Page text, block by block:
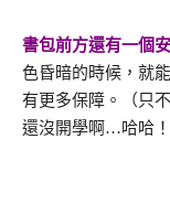
書包前方還有一個
色昏暗的時候，就
有更多保障。（只
還沒開學啊…哈哈！